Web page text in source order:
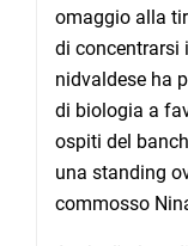
omaggio alla
di concentrarsi
nidvaldese ha
di biologia a
ospiti del
una standing
commosso